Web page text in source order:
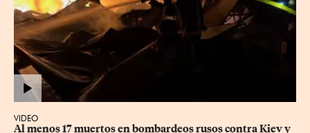
VIDEO
Al menos 17 muertos en bombardeos rusos contra Kiev y